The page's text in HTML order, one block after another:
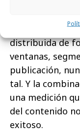
contenido. La
distribuida de
ventanas,
publicación,
tal. Y la
una medición
del contenido
exitoso.